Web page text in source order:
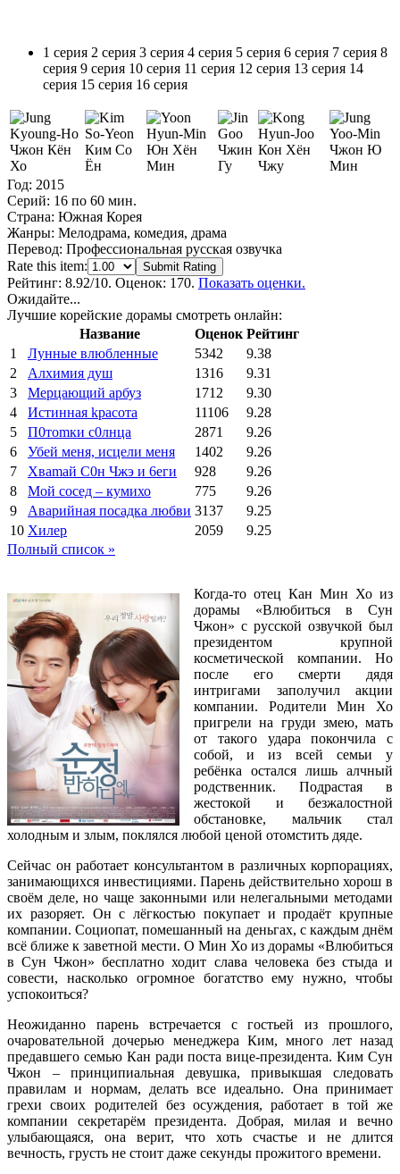
1 серия 2 серия 3 серия 4 серия 5 серия 6 серия 7 серия 8
серия 9 серия 10 серия 11 серия 12 серия 13 серия 14
серия 15 серия 16 серия
Чжон Кён
Хо
Ким Со
Ён
Юн Хён
Мин
Чжин
Гу
Кон Хён
Чжу
Чжон Ю
Мин
Год: 2015
Серий: 16 по 60 мин.
Страна: Южная Корея
Жанры: Мелодрама, комедия, драма
Перевод: Профессиональная русская озвучка
Rate this item:
Submit Rating
Рейтинг: 8.92/10. Оценок: 170. Показать оценки.
Ожидайте...
Лучшие корейские дорамы смотреть онлайн:
Название
Оценок Рейтинг
1
Лунные влюбленные 5342
9.38
2
Алхимия душ 1316
9.31
3
Мерцающий арбуз 1712
9.30
4
Иcтиннaя kрасoтa 11106
9.28
5
П0тоmки c0лнцa 2871
9.26
6
Убей меня, исцели меня 1402
9.26
7
Xваmай С0н Чжэ и 6еги 928
9.26
8
Мой сосед – кумихо 775
9.26
9
Аварийная посадка любви 3137
9.25
10 Хилер 2059
9.25
Полный список »
Когда-то отец Кан Мин Хо из
дорамы «Влюбиться в Сун
Чжон» с русской озвучкой был
президентом крупной
косметической компании. Но
после его смерти дядя
интригами заполучил акции
компании. Родители Мин Хо
пригрели на груди змею, мать
от такого удара покончила с
собой, и из всей семьи у
ребёнка остался лишь алчный
родственник. Подрастая в
жестокой и безжалостной
обстановке, мальчик стал
холодным и злым, поклялся любой ценой отомстить дяде.
Сейчас он работает консультантом в различных корпорациях,
занимающихся инвестициями. Парень действительно хорош в
своём деле, но чаще законными или нелегальными методами
их разоряет. Он с лёгкостью покупает и продаёт крупные
компании. Социопат, помешанный на деньгах, с каждым днём
всё ближе к заветной мести. О Мин Хо из дорамы «Влюбиться
в Сун Чжон» бесплатно ходит слава человека без стыда и
совести, насколько огромное богатство ему нужно, чтобы
успокоиться?
Неожиданно парень встречается с гостьей из прошлого,
очаровательной дочерью менеджера Ким, много лет назад
предавшего семью Кан ради поста вице-президента. Ким Сун
Чжон – принципиальная девушка, привыкшая следовать
правилам и нормам, делать все идеально. Она принимает
грехи своих родителей без осуждения, работает в той же
компании секретарём президента. Добрая, милая и вечно
улыбающаяся, она верит, что хоть счастье и не длится
вечность, грусть не стоит даже секунды прожитого времени.